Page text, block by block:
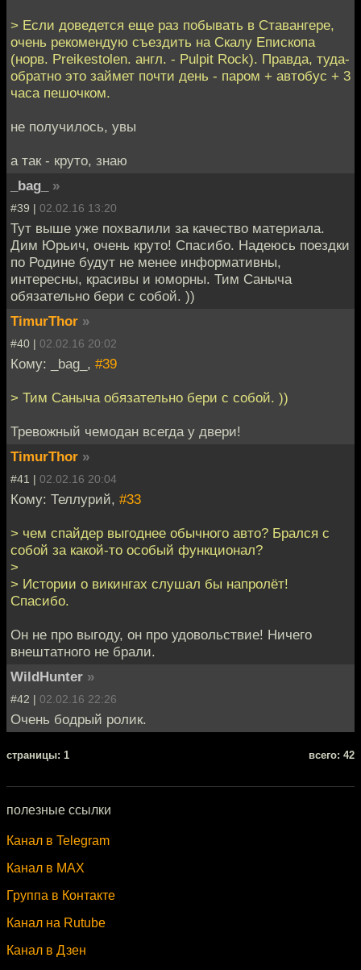
> Если доведется еще раз побывать в Ставангере,
очень рекомендую съездить на Скалу Епископа
(норв. Preikestolen. англ. - Pulpit Rock). Правда, туда-
обратно это займет почти день - паром + автобус + 3
часа пешочком.
не получилось, увы
а так - круто, знаю
_bag_
»
#39 | 02.02.16 13:20
Тут выше уже похвалили за качество материала.
Дим Юрьич, очень круто! Спасибо. Надеюсь поездки
по Родине будут не менее информативны,
интересны, красивы и юморны. Тим Саныча
обязательно бери с собой. ))
TimurThor »
#40 | 02.02.16 20:02
Кому: _bag_, #39
> Тим Саныча обязательно бери с собой. ))
Тревожный чемодан всегда у двери!
TimurThor »
#41 | 02.02.16 20:04
Кому: Теллурий, #33
> чем спайдер выгоднее обычного авто? Брался с
собой за какой-то особый функционал?
>
> Истории о викингах слушал бы напролёт!
Спасибо.
Он не про выгоду, он про удовольствие! Ничего
внештатного не брали.
WildHunter »
#42 | 02.02.16 22:26
Очень бодрый ролик.
cтраницы: 1 всего: 42
полезные ссылки
Канал в Telegram
Канал в MAX
Группа в Контакте
Канал на Rutube
Канал в Дзен